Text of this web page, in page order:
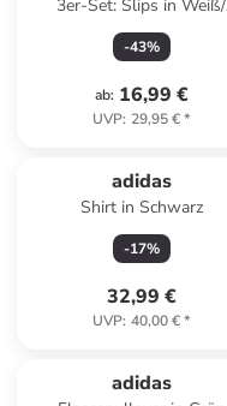
3er-Set: Slips in Weiß/
Hellblau/ Pink
-43%
ab: 16,99 €
UVP: 29,95 €*
adidas
Shirt in Schwarz
-17%
32,99 €
UVP: 40,00 €*
adidas